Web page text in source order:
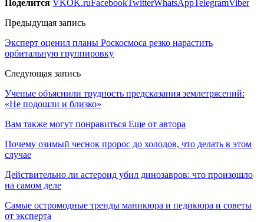
Поделится VKOK.ru FacebookTwitterWhatsAppTelegramViber
Предыдущая запись
Эксперт оценил планы Роскосмоса резко нарастить
орбитальную группировку
Следующая запись
Ученые объяснили трудность предсказания землетрясений:
«Не подошли и близко»
Вам также могут понравиться Еще от автора
Почему озимый чеснок пророс до холодов, что делать в этом
случае
Действительно ли астероид убил динозавров: что произошло
на самом деле
Самые остромодные тренды маникюра и педикюра и советы
от эксперта